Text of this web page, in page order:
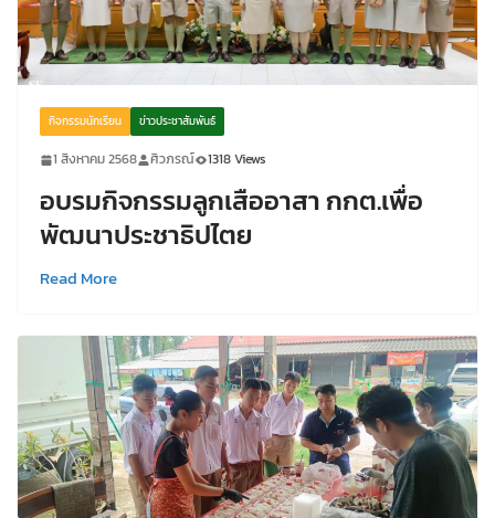
กิจกรรมนักเรียน ข่าวประชาสัมพันธ์
1 สิงหาคม 2568 ศิวภรณ์ 1318 Views
อบรมกิจกรรมลูกเสืออาสา กกต.เพื่อ
พัฒนาประชาธิปไตย
Read More